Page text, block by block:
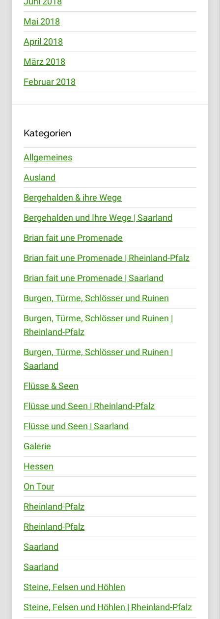
Mai 2018
April 2018
März 2018
Februar 2018
Kategorien
Allgemeines
Ausland
Bergehalden & ihre Wege
Bergehalden und Ihre Wege | Saarland
Brian fait une Promenade
Brian fait une Promenade | Rheinland-Pfalz
Brian fait une Promenade | Saarland
Burgen, Türme, Schlösser und Ruinen
Burgen, Türme, Schlösser und Ruinen |
Rheinland-Pfalz
Burgen, Türme, Schlösser und Ruinen |
Saarland
Flüsse & Seen
Flüsse und Seen | Rheinland-Pfalz
Flüsse und Seen | Saarland
Galerie
Hessen
On Tour
Rheinland-Pfalz
Rheinland-Pfalz
Saarland
Saarland
Steine, Felsen und Höhlen
Steine, Felsen und Höhlen | Rheinland-Pfalz